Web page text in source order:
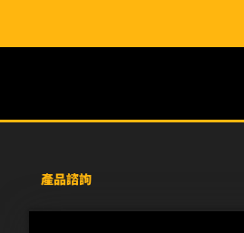
產品諮詢